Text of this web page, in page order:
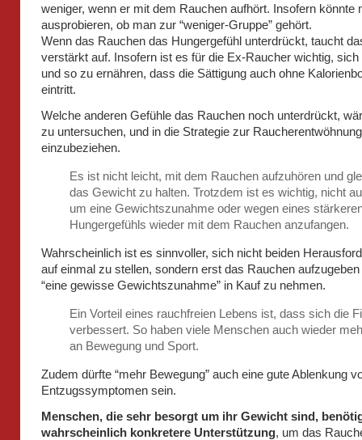
weniger, wenn er mit dem Rauchen aufhört. Insofern könnte
ausprobieren, ob man zur “weniger-Gruppe” gehört.
Wenn das Rauchen das Hungergefühl unterdrückt, taucht
verstärkt auf. Insofern ist es für die Ex-Raucher wichtig, sich
und so zu ernähren, dass die Sättigung auch ohne
eintritt.
Welche anderen Gefühle das Rauchen noch unterdrückt,
zu untersuchen, und in die Strategie zur
einzubeziehen.
Es ist nicht leicht, mit dem Rauchen aufzuhören und
das Gewicht zu halten. Trotzdem ist es wichtig, nicht
um eine Gewichtszunahme oder wegen eines
Hungergefühls wieder mit dem Rauchen anzufangen.
Wahrscheinlich ist es sinnvoller, sich nicht beiden
auf einmal zu stellen, sondern erst das Rauchen aufzugeben
“eine gewisse Gewichtszunahme” in Kauf zu nehmen.
Ein Vorteil eines rauchfreien Lebens ist, dass sich die
verbessert. So haben viele Menschen auch wieder
an Bewegung und Sport.
Zudem dürfte “mehr Bewegung” auch eine gute Ablenkung
Entzugssymptomen sein.
Menschen, die sehr besorgt um ihr Gewicht sind,
wahrscheinlich konkretere Unterstützung, um das